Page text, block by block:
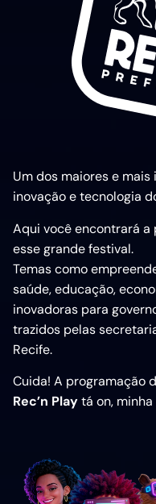
Um dos maiores e
inovação e tecnologia
Aqui você encontrará
esse grande festival.
Temas como
saúde, educação,
inovadoras para
trazidos pelas
Recife.
Cuida! A programação
Rec’n Playtá on,